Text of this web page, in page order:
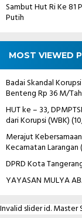
Sambut Hut Ri Ke 81
Putih
MOST VIEWED
Badai Skandal
Benteng Rp 36 M/
HUT ke – 33,
dari Korupsi (WBK)
Merajut
Kecamatan Larangan
DPRD Kota
YAYASAN MULYA
Invalid slider id. Master